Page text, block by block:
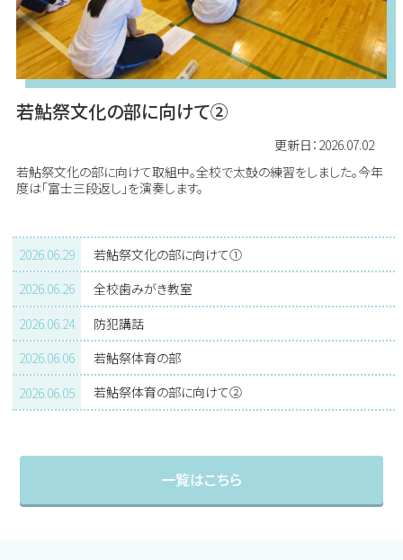
若鮎祭文化の部に向けて②
更新日：2026.07.02
若鮎祭文化の部に向けて取組中。全校で太鼓の練習をしました。今年
度は「富士三段返し」を演奏します。
2026.06.29
若鮎祭文化の部に向けて①
2026.06.26
全校歯みがき教室
2026.06.24
防犯講話
2026.06.06
若鮎祭体育の部
2026.06.05
若鮎祭体育の部に向けて②
一覧はこちら